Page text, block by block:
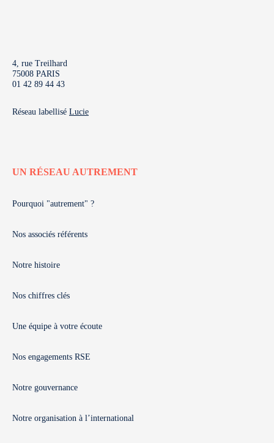
4, rue Treilhard
75008 PARIS
01 42 89 44 43
Réseau labellisé Lucie
UN RÉSEAU AUTREMENT
Pourquoi "autrement" ?
Nos associés référents
Notre histoire
Nos chiffres clés
Une équipe à votre écoute
Nos engagements RSE
Notre gouvernance
Notre organisation à l’international